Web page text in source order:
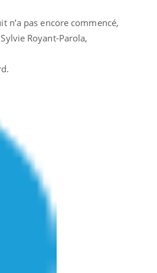
pas encore commencé,
Royant-Parola,